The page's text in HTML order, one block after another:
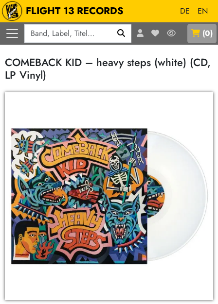
FLIGHT 13 RECORDS DE
EN
(0)
COMEBACK KID – heavy steps (white) (CD,
LP Vinyl)